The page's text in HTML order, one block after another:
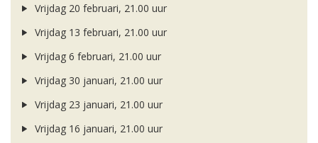
Vrijdag 20 februari, 21.00 uur
Vrijdag 13 februari, 21.00 uur
Vrijdag 6 februari, 21.00 uur
Vrijdag 30 januari, 21.00 uur
Vrijdag 23 januari, 21.00 uur
Vrijdag 16 januari, 21.00 uur